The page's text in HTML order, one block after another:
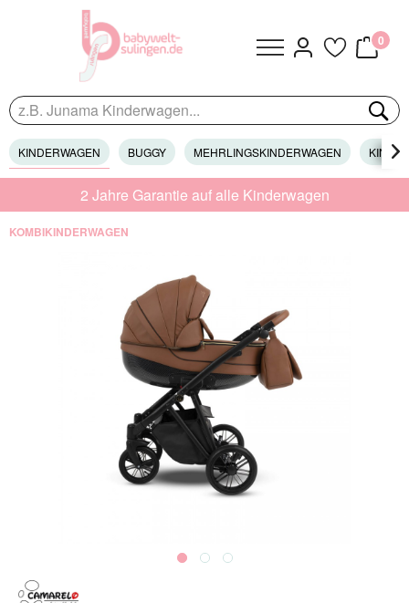
0
KINDERWAGEN BUGGY MEHRLINGSKINDERWAGEN 
2 Jahre Garantie auf alle Kinderwagen
KOMBIKINDERWAGEN